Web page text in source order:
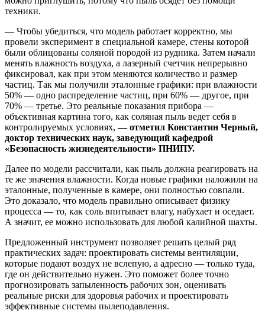
техники.
— Чтобы убедиться, что модель работает корректно, мы
провели эксперимент в специальной камере, стены которой
были облицованы соляной породой из рудника. Затем начали
менять влажность воздуха, а лазерный счетчик непрерывно
фиксировал, как при этом меняются количество и размер
частиц. Так мы получили эталонные графики: при влажности
50% — одно распределение частиц, при 60% — другое, при
70% — третье. Это реальные показания прибора —
объективная картина того, как соляная пыль ведет себя в
контролируемых условиях,— отметил Константин Черный,
доктор технических наук, заведующий кафедрой
«Безопасность жизнедеятельности» ПНИПУ.
Далее по модели рассчитали, как пыль должна реагировать на
те же значения влажности. Когда новые графики наложили на
эталонные, полученные в камере, они полностью совпали.
Это доказало, что модель правильно описывает физику
процесса — то, как соль впитывает влагу, набухает и оседает.
А значит, ее можно использовать для любой калийной шахты.
Предложенный инструмент позволяет решать целый ряд
практических задач: проектировать системы вентиляции,
которые подают воздух не вслепую, а адресно — только туда,
где он действительно нужен. Это поможет более точно
прогнозировать запыленность рабочих зон, оценивать
реальные риски для здоровья рабочих и проектировать
эффективные системы пылеподавления.